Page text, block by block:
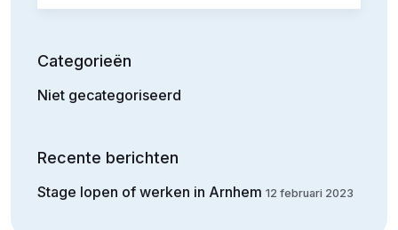
Categorieën
Niet gecategoriseerd
Recente berichten
Stage lopen of werken in Arnhem 12 februari 2023